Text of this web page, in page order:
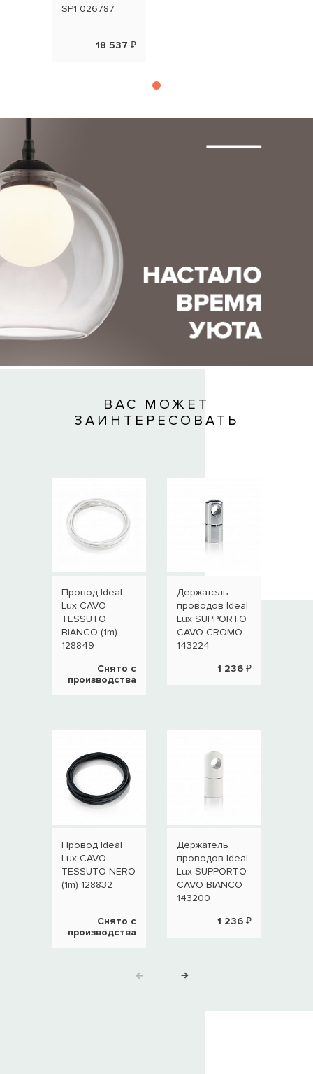
SP1 026787
18 537 ₽
ВАС МОЖЕТ
ЗАИНТЕРЕСОВАТЬ
Провод Ideal
Lux CAVO
TESSUTO
BIANCO (1m)
128849
Снято с
производства
Провод Ideal
Lux CAVO
TESSUTO NERO
(1m) 128832
Снято с
производства
Держатель
проводов Ideal
Lux SUPPORTO
CAVO CROMO
143224
1 236 ₽
Держатель
проводов Ideal
Lux SUPPORTO
CAVO BIANCO
143200
1 236 ₽